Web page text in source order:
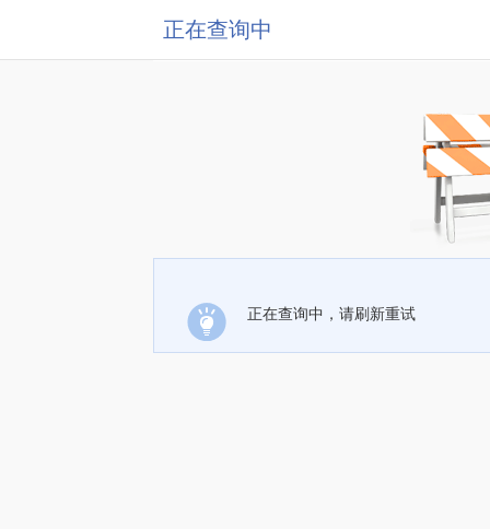
正在查询中
正在查询中，请刷新重试